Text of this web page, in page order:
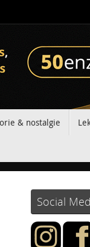
& nostalgie
Social